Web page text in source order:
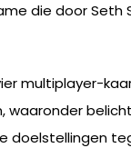
die door Seth
multiplayer-